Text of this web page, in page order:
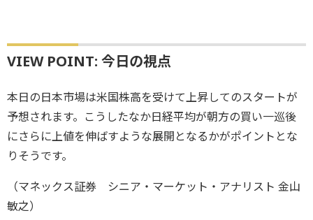
VIEW POINT: 今日の視点
本日の日本市場は米国株高を受けて上昇してのスタートが
予想されます。こうしたなか日経平均が朝方の買い一巡後
にさらに上値を伸ばすような展開となるかがポイントとな
りそうです。
（マネックス証券 シニア・マーケット・アナリスト 金山
敏之）